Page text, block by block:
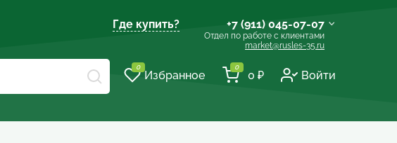
Где купить? +7 (911) 045-07-07
Отдел по работе с клиентами
market@rusles-35.ru
+7 (921) 238-17-99
0
Избранное
0
0 ₽ Войти